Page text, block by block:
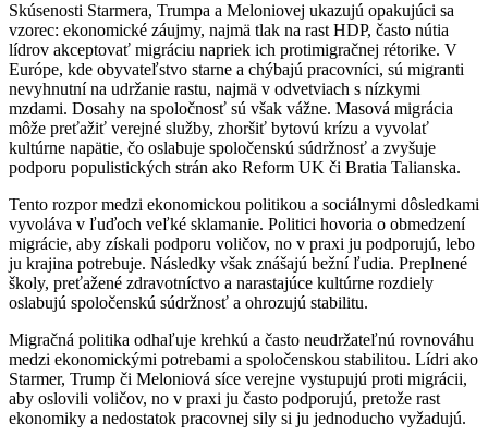
Skúsenosti Starmera, Trumpa a Meloniovej ukazujú opakujúci sa
vzorec: ekonomické záujmy, najmä tlak na rast HDP, často nútia
lídrov akceptovať migráciu napriek ich protimigračnej rétorike. V
Európe, kde obyvateľstvo starne a chýbajú pracovníci, sú migranti
nevyhnutní na udržanie rastu, najmä v odvetviach s nízkymi
mzdami. Dosahy na spoločnosť sú však vážne. Masová migrácia
môže preťažiť verejné služby, zhoršiť bytovú krízu a vyvolať
kultúrne napätie, čo oslabuje spoločenskú súdržnosť a zvyšuje
podporu populistických strán ako Reform UK či Bratia Talianska.
Tento rozpor medzi ekonomickou politikou a sociálnymi dôsledkami
vyvoláva v ľuďoch veľké sklamanie. Politici hovoria o obmedzení
migrácie, aby získali podporu voličov, no v praxi ju podporujú, lebo
ju krajina potrebuje. Následky však znášajú bežní ľudia. Preplnené
školy, preťažené zdravotníctvo a narastajúce kultúrne rozdiely
oslabujú spoločenskú súdržnosť a ohrozujú stabilitu.
Migračná politika odhaľuje krehkú a často neudržateľnú rovnováhu
medzi ekonomickými potrebami a spoločenskou stabilitou. Lídri ako
Starmer, Trump či Meloniová síce verejne vystupujú proti migrácii,
aby oslovili voličov, no v praxi ju často podporujú, pretože rast
ekonomiky a nedostatok pracovnej sily si ju jednoducho vyžadujú.